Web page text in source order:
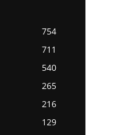
754
711
540
265
216
129